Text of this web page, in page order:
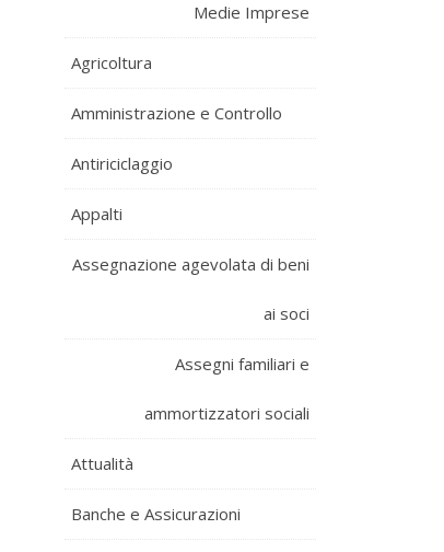
Medie Imprese
Agricoltura
Amministrazione e Controllo
Antiriciclaggio
Appalti
Assegnazione agevolata di beni
ai soci
Assegni familiari e
ammortizzatori sociali
Attualità
Banche e Assicurazioni